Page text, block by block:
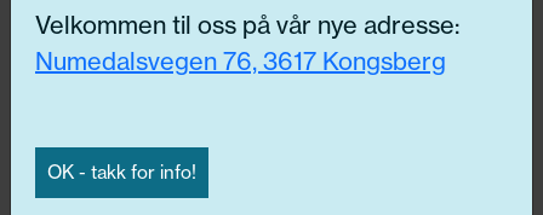
Få riktig del til bilen din ved å legge inn
N
Ved å trykke «Godta» gir du din tillatelse til alle disse
formålene. Du kan også velge formålet du vil
innstillingene».
Du kan trekke tilbake samtykket ditt til enhver tid ved
Velkommen til oss på vår nye adresse:
Numedalsvegen 76, 3617 Kongsberg
OK - takk for info!